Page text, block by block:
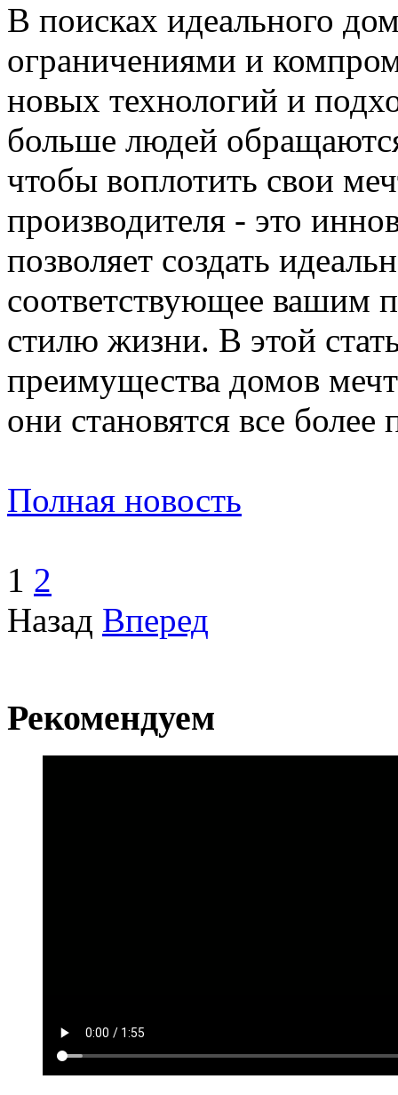
В поисках идеального
ограничениями и
новых технологий и
больше людей
чтобы воплотить свои
производителя - это
позволяет создать
соответствующее вашим
стилю жизни. В этой
преимущества домов
они становятся все
Полная новость
1 2
Назад Вперед
Рекомендуем